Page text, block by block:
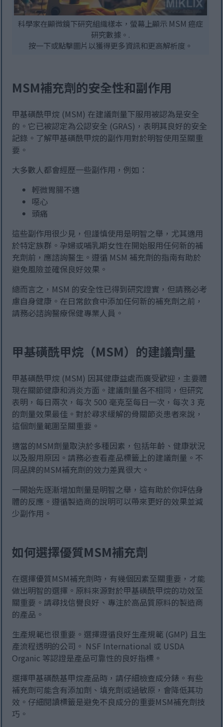
科學家在顯微鏡下研究組織樣本，螢幕上顯示 MSM 癌症
研究數據。.
按一下或點擊圖片以獲得更多資訊和更高解析度。
MSM補充劑的安全性和副作用
甲基磺酰甲烷 (MSM) 在建議劑量下服用被認為是安全
的。它已被認定為公認安全 (GRAS)，表明其良好的安全
記錄。了解甲基磺酰甲烷的副作用對於明智使用至關重
要。
大多數人都會經歷一些副作用，例如：
輕微胃腸不適
噁心
頭痛
這些副作用很少見，但謹慎使用是明智之舉，尤其適用
於特定族群。孕婦或哺乳期女性在開始服用任何新的補
充劑前，應諮詢醫生。遵循 MSM 補充劑的指南有助於
避免風險並確保良好效果。
總而言之，MSM 的安全性已得到研究證實，但請務必考
慮自身健康。在日常飲食中添加任何新的補充劑之前，
請務必諮詢醫療保健專業人員。
甲基磺酰甲烷（MSM）的建議劑量
甲基磺酰甲烷 (MSM) 因其健康益處而廣受歡迎，主要體
現在關節健康和消炎方面。建議劑量各不相同，但研究
表明，每日兩次，每次 500 毫克至每日一次，每次 3 克
的劑量效果最佳。對於尋求緩解的骨關節炎患者來說，
這個劑量範圍至關重要。
適當的MSM劑量取決於多種因素，包括年齡、健康狀況
以及服用原因。請務必查看產品標籤上的建議劑量。不
同品牌的MSM補充劑的效力差異很大。
一開始先逐漸增加劑量是明智之舉，這有助於你評估身
體的反應。遵循製造商的說明可以帶來更好的效果並減
少副作用。
如何選擇優質MSM補充劑
在選擇優質MSM補充劑時，有幾個因素至關重要，才能
做出明智的選擇。原料來源對於甲基磺酰甲烷的功效至
關重要。請尋找信譽良好、專注於高品質原料的製造商
的產品。
生產規範也很重要。選擇遵循良好生產規範 (GMP) 且生
產流程透明的公司。 NSF International 或 USDA
Organic 等認證是產品可靠性的良好指標。
選擇甲基磺酰基甲烷產品時，請仔細檢查成分錶。有些
補充劑可能含有添加劑、填充劑或過敏原，會降低其功
效。仔細閱讀標籤是避免不良成分的重要MSM補充劑技
巧。